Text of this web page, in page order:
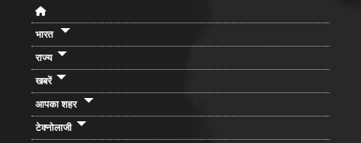
भारत
राज्य
खबरें
आपका शहर
टेक्नोलाजी